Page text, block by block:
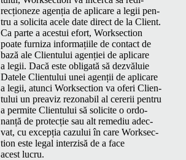
recționeze agenția de apli­care a legii pen­
tru a solici­ta acele date direct de la Client.
Ca parte a aces­tui efort, Work­sec­tion
poate furniza infor­mați­ile de con­tact de
bază ale Clien­tu­lui agenției de apli­care
a legii. Dacă este oblig­ată să dezvăluie
Datele Clien­tu­lui unei agenții de apli­care
a legii, atun­ci Work­sec­tion va oferi Clien­
tu­lui un preav­iz rezon­abil al cererii pen­tru
a per­mite Clien­tu­lui să solicite o ordo­
nanță de pro­tecție sau alt remediu adec­
vat, cu excepția cazu­lui în care Work­sec­
tion este legal interzisă de a face
acest lucru.